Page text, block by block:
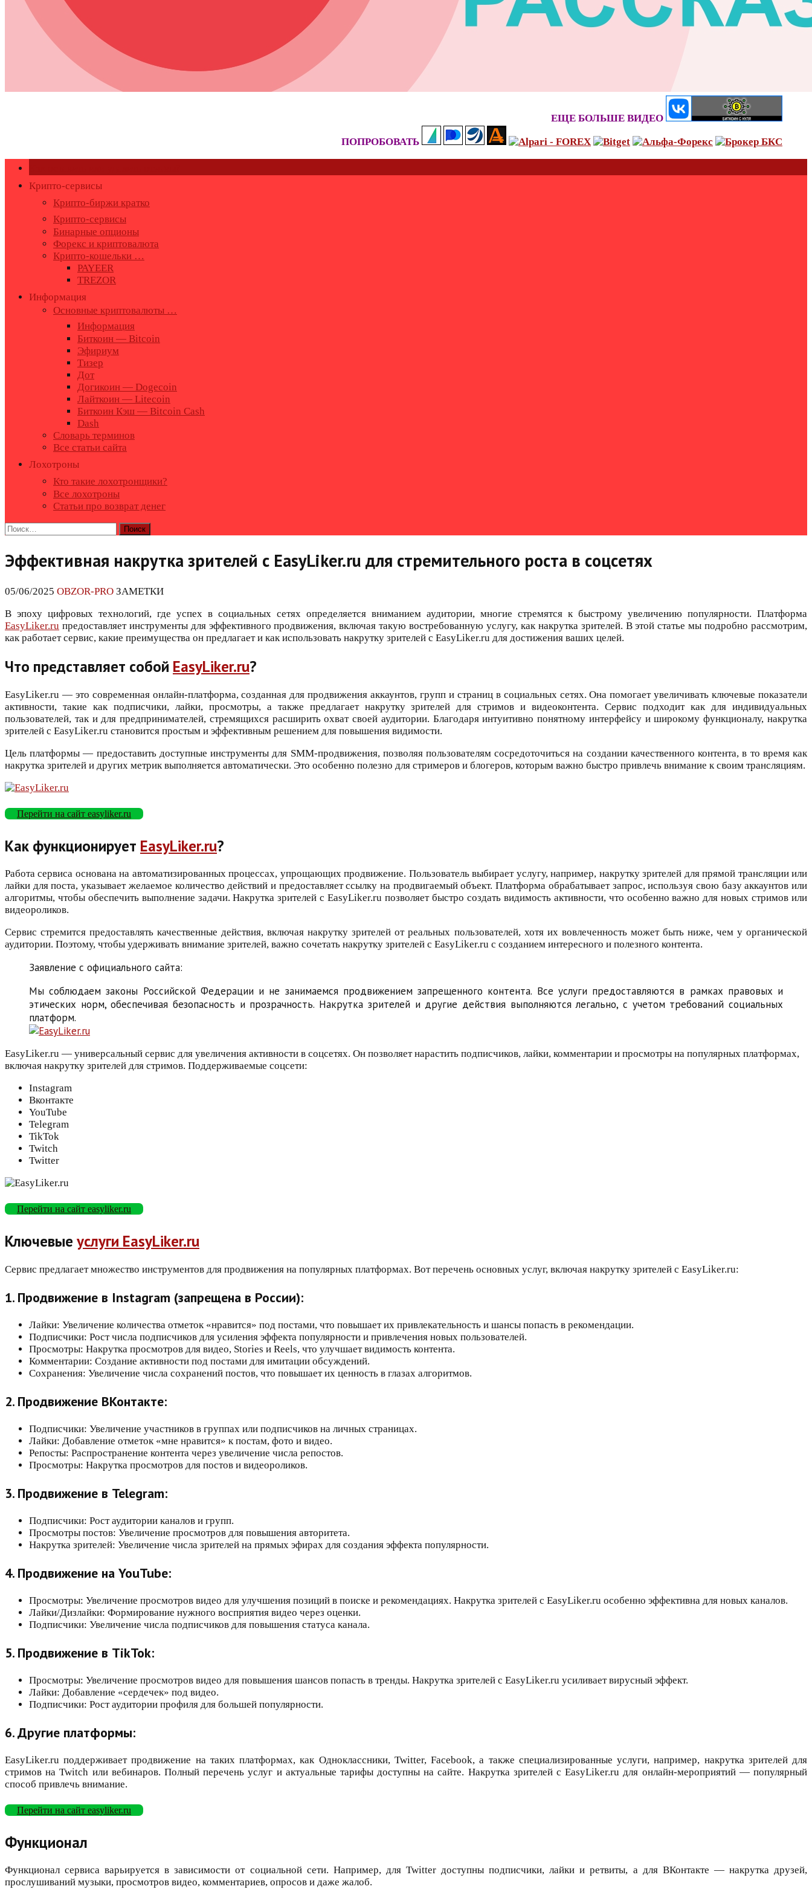
ЕЩЕ БОЛЬШЕ ВИДЕО
ПОПРОБОВАТЬ
Крипто-сервисы
Крипто-биржи кратко
Крипто-сервисы
Бинарные опционы
Форекс и криптовалюта
Крипто-кошельки …
PAYEER
TREZOR
Информация
Основные криптовалюты …
Информация
Биткоин — Bitcoin
Эфириум
Тизер
Дот
Догикоин — Dogecoin
Лайткоин — Litecoin
Биткоин Кэш — Bitcoin Cash
Dash
Словарь терминов
Все статьи сайта
Лохотроны
Кто такие лохотронщики?
Все лохотроны
Статьи про возврат денег
Найти:
Эффективная накрутка зрителей с EasyLiker.ru для стремительного роста в соцсетях
05/06/2025 OBZOR-PRO ЗАМЕТКИ
В эпоху цифровых технологий, где успех в социальных сетях определяется вниманием аудитории, многие стремятся к быстрому увеличению популярности. Платформа
EasyLiker.ru предоставляет инструменты для эффективного продвижения, включая такую востребованную услугу, как накрутка зрителей. В этой статье мы подробно рассмотрим,
как работает сервис, какие преимущества он предлагает и как использовать накрутку зрителей с EasyLiker.ru для достижения ваших целей.
Что представляет собой EasyLiker.ru?
EasyLiker.ru — это современная онлайн-платформа, созданная для продвижения аккаунтов, групп и страниц в социальных сетях. Она помогает увеличивать ключевые показатели
активности, такие как подписчики, лайки, просмотры, а также предлагает накрутку зрителей для стримов и видеоконтента. Сервис подходит как для индивидуальных
пользователей, так и для предпринимателей, стремящихся расширить охват своей аудитории. Благодаря интуитивно понятному интерфейсу и широкому функционалу, накрутка
зрителей с EasyLiker.ru становится простым и эффективным решением для повышения видимости.
Цель платформы — предоставить доступные инструменты для SMM-продвижения, позволяя пользователям сосредоточиться на создании качественного контента, в то время как
накрутка зрителей и других метрик выполняется автоматически. Это особенно полезно для стримеров и блогеров, которым важно быстро привлечь внимание к своим трансляциям.
Перейти на сайт easyliker.ru
Как функционирует EasyLiker.ru?
Работа сервиса основана на автоматизированных процессах, упрощающих продвижение. Пользователь выбирает услугу, например, накрутку зрителей для прямой трансляции или
лайки для поста, указывает желаемое количество действий и предоставляет ссылку на продвигаемый объект. Платформа обрабатывает запрос, используя свою базу аккаунтов или
алгоритмы, чтобы обеспечить выполнение задачи. Накрутка зрителей с EasyLiker.ru позволяет быстро создать видимость активности, что особенно важно для новых стримов или
видеороликов.
Сервис стремится предоставлять качественные действия, включая накрутку зрителей от реальных пользователей, хотя их вовлеченность может быть ниже, чем у органической
аудитории. Поэтому, чтобы удерживать внимание зрителей, важно сочетать накрутку зрителей с EasyLiker.ru с созданием интересного и полезного контента.
Заявление с официального сайта:
Мы соблюдаем законы Российской Федерации и не занимаемся продвижением запрещенного контента. Все услуги предоставляются в рамках правовых и
этических норм, обеспечивая безопасность и прозрачность. Накрутка зрителей и другие действия выполняются легально, с учетом требований социальных
платформ.
EasyLiker.ru — универсальный сервис для увеличения активности в соцсетях. Он позволяет нарастить подписчиков, лайки, комментарии и просмотры на популярных платформах,
включая накрутку зрителей для стримов. Поддерживаемые соцсети:
Instagram
Вконтакте
YouTube
Telegram
TikTok
Twitch
Twitter
Перейти на сайт easyliker.ru
Ключевые услуги EasyLiker.ru
Сервис предлагает множество инструментов для продвижения на популярных платформах. Вот перечень основных услуг, включая накрутку зрителей с EasyLiker.ru:
1. Продвижение в Instagram (запрещена в России):
Лайки: Увеличение количества отметок «нравится» под постами, что повышает их привлекательность и шансы попасть в рекомендации.
Подписчики: Рост числа подписчиков для усиления эффекта популярности и привлечения новых пользователей.
Просмотры: Накрутка просмотров для видео, Stories и Reels, что улучшает видимость контента.
Комментарии: Создание активности под постами для имитации обсуждений.
Сохранения: Увеличение числа сохранений постов, что повышает их ценность в глазах алгоритмов.
2. Продвижение ВКонтакте:
Подписчики: Увеличение участников в группах или подписчиков на личных страницах.
Лайки: Добавление отметок «мне нравится» к постам, фото и видео.
Репосты: Распространение контента через увеличение числа репостов.
Просмотры: Накрутка просмотров для постов и видеороликов.
3. Продвижение в Telegram:
Подписчики: Рост аудитории каналов и групп.
Просмотры постов: Увеличение просмотров для повышения авторитета.
Накрутка зрителей: Увеличение числа зрителей на прямых эфирах для создания эффекта популярности.
4. Продвижение на YouTube:
Просмотры: Увеличение просмотров видео для улучшения позиций в поиске и рекомендациях. Накрутка зрителей с EasyLiker.ru особенно эффективна для новых каналов.
Лайки/Дизлайки: Формирование нужного восприятия видео через оценки.
Подписчики: Увеличение числа подписчиков для повышения статуса канала.
5. Продвижение в TikTok:
Просмотры: Увеличение просмотров видео для повышения шансов попасть в тренды. Накрутка зрителей с EasyLiker.ru усиливает вирусный эффект.
Лайки: Добавление «сердечек» под видео.
Подписчики: Рост аудитории профиля для большей популярности.
6. Другие платформы:
EasyLiker.ru поддерживает продвижение на таких платформах, как Одноклассники, Twitter, Facebook, а также специализированные услуги, например, накрутка зрителей для
стримов на Twitch или вебинаров. Полный перечень услуг и актуальные тарифы доступны на сайте. Накрутка зрителей с EasyLiker.ru для онлайн-мероприятий — популярный
способ привлечь внимание.
Перейти на сайт easyliker.ru
Функционал
Функционал сервиса варьируется в зависимости от социальной сети. Например, для Twitter доступны подписчики, лайки и ретвиты, а для ВКонтакте — накрутка друзей,
прослушиваний музыки, просмотров видео, комментариев, опросов и даже жалоб.